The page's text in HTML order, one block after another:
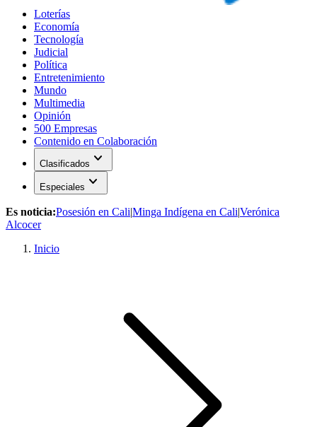
Loterías
Economía
Tecnología
Judicial
Política
Entretenimiento
Mundo
Multimedia
Opinión
500 Empresas
Contenido en Colaboración
Clasificados expand_more
Especiales expand_more
Es noticia:Posesión en Cali|Minga Indígena en Cali|Verónica
Alcocer
Inicio